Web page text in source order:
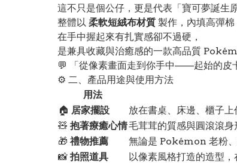
這不只是個公仔，更是代表「寶可夢誕生
整體以 柔軟短絨布材質 製作，內填高彈棉
在手中握起來有扎實感卻不過硬，
是兼具收藏與治癒感的一款高品質
💬 「從像素畫面走到你手中——起始的皮
⚙️ 二、產品用途與使用方法
用法
🏠 居家擺設
放在書桌、床邊、櫃子上
🧸 抱著療癒心情毛茸茸的質感與圓滾滾身
🎁 禮物推薦
無論是 Pokémon 老粉、
📸 拍照道具
以像素風格打造的造型，